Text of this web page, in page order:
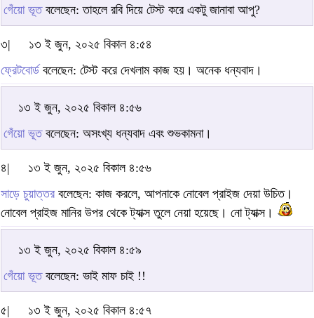
গেঁয়ো ভূতবলেছেন: তাহলে রবি দিয়ে টেস্ট করে একটু জানাবা আপু?
৩|
১৩ ই জুন, ২০২৫ বিকাল ৪:৫৪
ফ্রেটবোর্ডবলেছেন: টেস্ট করে দেখলাম কাজ হয়। অনেক ধন্যবাদ।
১৩ ই জুন, ২০২৫ বিকাল ৪:৫৬
গেঁয়ো ভূতবলেছেন: অসংখ্য ধন্যবাদ এবং শুভকামনা।
৪|
১৩ ই জুন, ২০২৫ বিকাল ৪:৫৬
সাড়ে চুয়াত্তর বলেছেন: কাজ করলে, আপনাকে নোবেল প্রাইজ দেয়া উচিত।
নোবেল প্রাইজ মানির উপর থেকে ট্যাক্স তুলে নেয়া হয়েছে। নো ট্যাক্স।
১৩ ই জুন, ২০২৫ বিকাল ৪:৫৯
গেঁয়ো ভূতবলেছেন: ভাই মাফ চাই !!
৫|
১৩ ই জুন, ২০২৫ বিকাল ৪:৫৭